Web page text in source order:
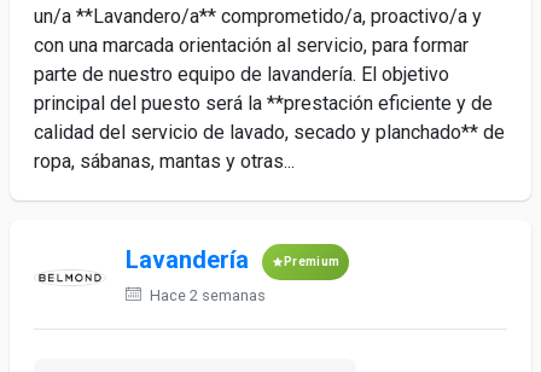
un/a **Lavandero/a** comprometido/a, proactivo/a y
con una marcada orientación al servicio, para formar
parte de nuestro equipo de lavandería. El objetivo
principal del puesto será la **prestación eficiente y de
calidad del servicio de lavado, secado y planchado** de
ropa, sábanas, mantas y otras...
Lavandería Premium
Hace 2 semanas